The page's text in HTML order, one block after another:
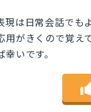
は日常会話でも
がきくので覚え
いです。